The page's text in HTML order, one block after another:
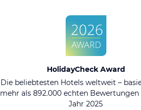
HolidayCheck Award
Die beliebtesten Hotels weltweit –
mehr als 892.000 echten Bewertungen
Jahr 2025